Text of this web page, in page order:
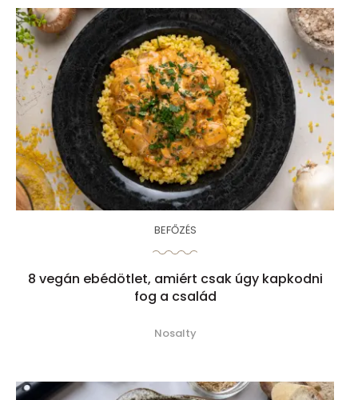
BEFŐZÉS
8 vegán ebédötlet, amiért csak úgy kapkodni
fog a család
Nosalty